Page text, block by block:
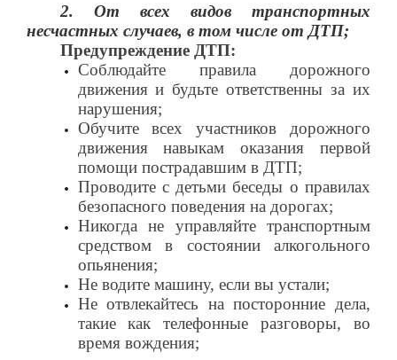
2. От всех видов транспортных
несчастных случаев, в том числе от ДТП;
Предупреждение ДТП:
Соблюдайте правила дорожного
движения и будьте ответственны за их
нарушения;
Обучите всех участников дорожного
движения навыкам оказания первой
помощи пострадавшим в ДТП;
Проводите с детьми беседы о правилах
безопасного поведения на дорогах;
Никогда не управляйте транспортным
средством в состоянии алкогольного
опьянения;
Не водите машину, если вы устали;
Не отвлекайтесь на посторонние дела,
такие как телефонные разговоры, во
время вождения;